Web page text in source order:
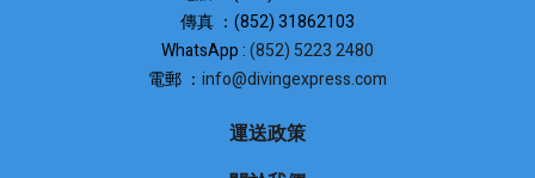
傳真 ：(852) 31862103
WhatsApp :(852) 5223 2480
電郵 ： info@divingexpress.com
運送政策